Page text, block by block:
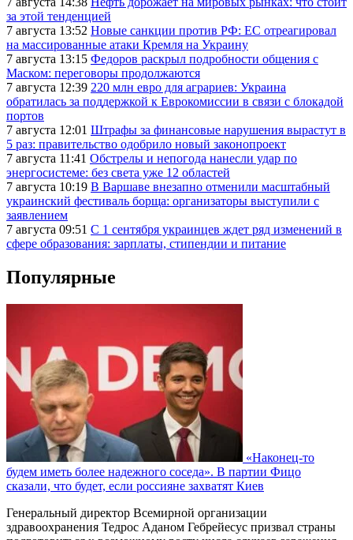
за этой тенденцией
7 августа 13:52 Новые санкции против РФ: ЕС отреагировал
на массированные атаки Кремля на Украину
7 августа 13:15 Федоров раскрыл подробности общения с
Маском: переговоры продолжаются
7 августа 12:39 220 млн евро для аграриев: Украина
обратилась за поддержкой к Еврокомиссии в связи с блокадой
портов
7 августа 12:01 Штрафы за финансовые нарушения вырастут в
5 раз: правительство одобрило новый законопроект
7 августа 11:41 Обстрелы и непогода нанесли удар по
энергосистеме: без света уже 12 областей
7 августа 10:19 В Варшаве внезапно отменили масштабный
украинский фестиваль борща: организаторы выступили с
заявлением
7 августа 09:51 С 1 сентября украинцев ждет ряд изменений в
сфере образования: зарплаты, стипендии и питание
Популярные
«Наконец-то
будем иметь более надежного соседа». В партии Фицо
сказали, что будет, если россияне захватят Киев
Генеральный директор Всемирной организации
здравоохранения Тедрос Аданом Гебрейесус призвал страны